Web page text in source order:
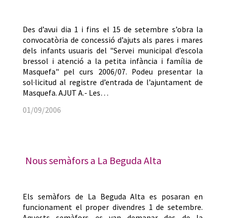
Des d’avui dia 1 i fins el 15 de setembre s’obra la
convocatòria de concessió d’ajuts als pares i mares
dels infants usuaris del "Servei municipal d’escola
bressol i atenció a la petita infància i família de
Masquefa" pel curs 2006/07. Podeu presentar la
sol·licitud al registre d’entrada de l’ajuntament de
Masquefa. AJUT A.- Les…
01/09/2006
Nous semàfors a La Beguda Alta
Els semàfors de La Beguda Alta es posaran en
funcionament el proper divendres 1 de setembre.